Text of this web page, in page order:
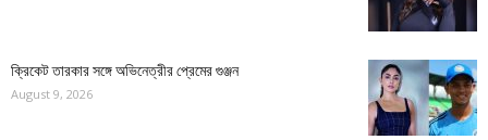
ক্রিকেট তারকার সঙ্গে অভিনেত্রীর প্রেমের গুঞ্জন
August 9, 2026